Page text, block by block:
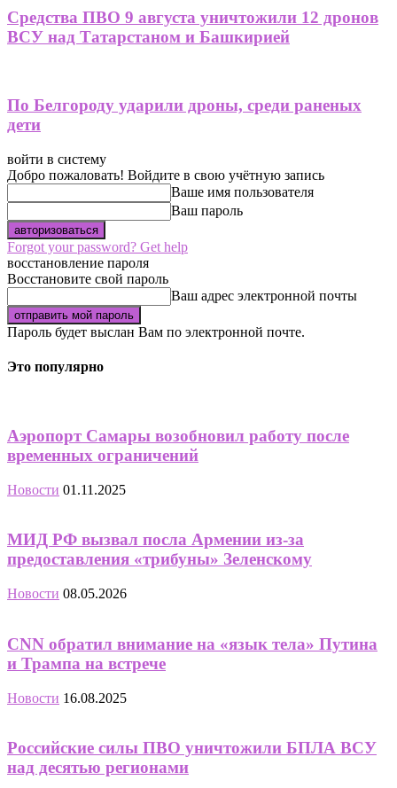
Средства ПВО 9 августа уничтожили 12 дронов
ВСУ над Татарстаном и Башкирией
По Белгороду ударили дроны, среди раненых
дети
войти в систему
Добро пожаловать! Войдите в свою учётную запись
Ваше имя пользователя
Ваш пароль
Forgot your password? Get help
восстановление пароля
Восстановите свой пароль
Ваш адрес электронной почты
Пароль будет выслан Вам по электронной почте.
Это популярно
Аэропорт Самары возобновил работу после
временных ограничений
Новости 01.11.2025
МИД РФ вызвал посла Армении из-за
предоставления «трибуны» Зеленскому
Новости 08.05.2026
CNN обратил внимание на «язык тела» Путина
и Трампа на встрече
Новости 16.08.2025
Российские силы ПВО уничтожили БПЛА ВСУ
над десятью регионами